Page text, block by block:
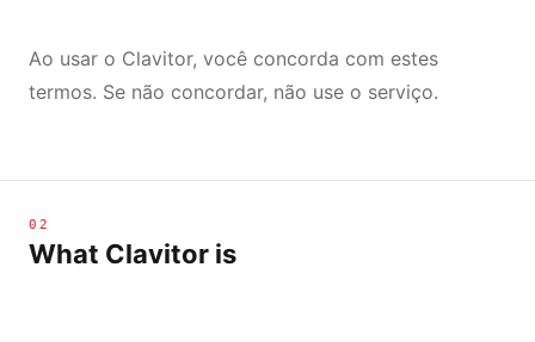
Ao usar o Clavitor, você concorda com estes
termos. Se não concordar, não use o serviço.
02
What Clavitor is